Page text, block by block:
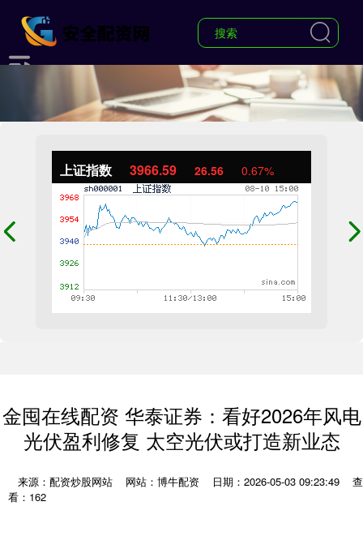
上证指数 3966.59 26.56 0.67%
金囤在线配资 华泰证券：看好2026年风电
光伏盈利修复 太空光伏或打造新业态
来源：配资炒股网站 网站：博牛配资 日期：2026-05-03 09:23:49
查
看：162